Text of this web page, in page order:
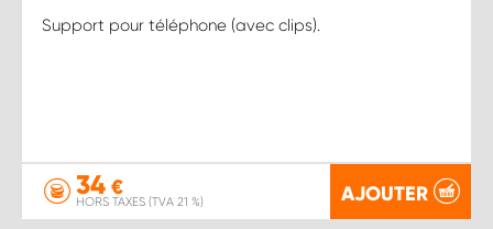
Support pour téléphone (avec clips).
34 €
HORS TAXES (TVA 21 %) AJOUTER